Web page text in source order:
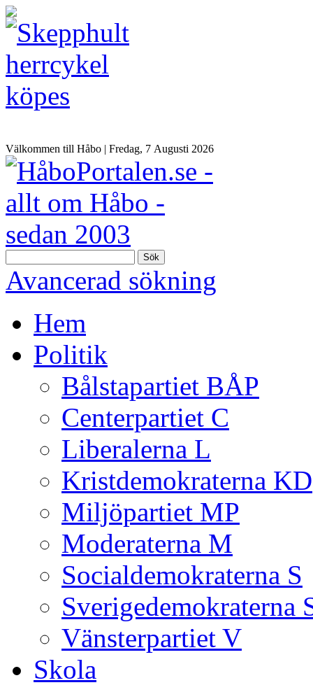
Välkommen till Håbo | Fredag, 7 Αugusti 2026
Sök
Avancerad sökning
Hem
Politik
Bålstapartiet BÅP
Centerpartiet C
Liberalerna L
Kristdemokraterna KD
Miljöpartiet MP
Moderaterna M
Socialdemokraterna S
Sverigedemokraterna
Vänsterpartiet V
Skola